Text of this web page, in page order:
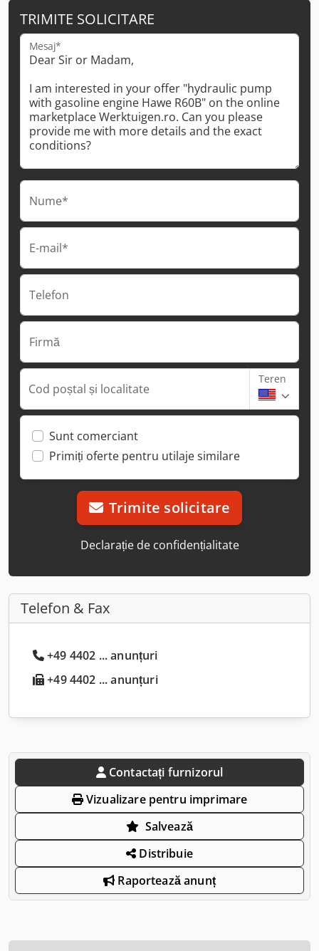
TRIMITE SOLICITARE
Mesaj*
Nume*
E-mail*
Telefon
Firmă
Cod poștal și localitate
Teren
Sunt comerciant
Primiți oferte pentru utilaje similare
Trimite solicitare
Declarație de confidențialitate
Telefon & Fax
+49 4402 ... anunțuri
+49 4402 ... anunțuri
Contactați furnizorul
Vizualizare pentru imprimare
Salvează
Distribuie
Raportează anunț